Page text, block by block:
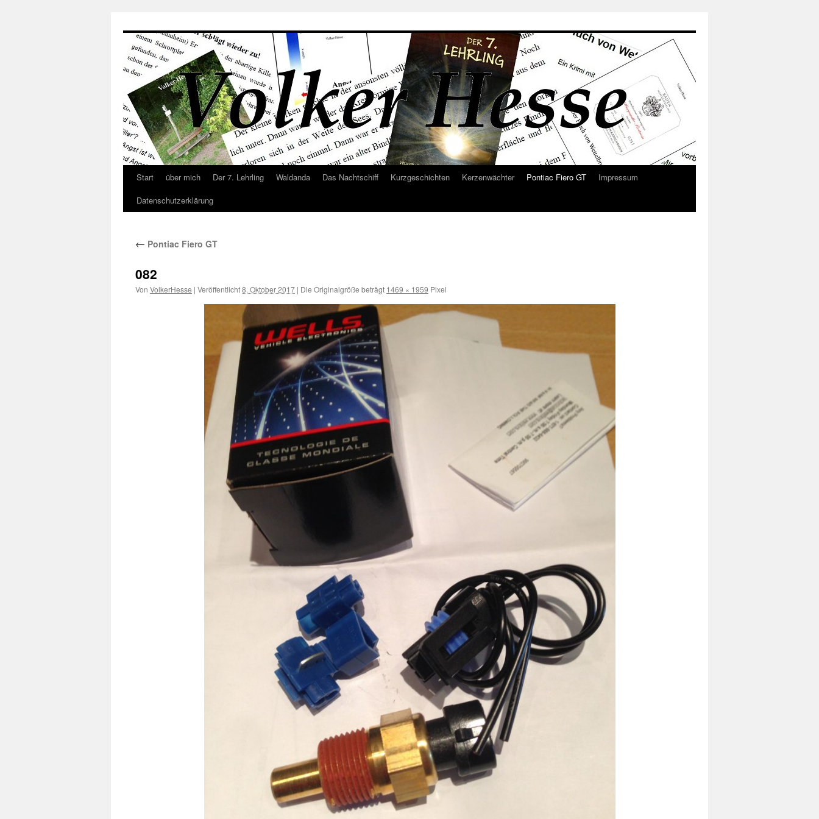
springen
Start über mich Der 7. Lehrling Waldanda Das Nachtschiff Kurzgeschichten Kerzenwächter Pontiac Fiero GT
Impressum
Datenschutzerklärung
← Pontiac Fiero GT
082
Von VolkerHesse | Veröffentlicht8. Oktober 2017 | Die Originalgröße beträgt 1469 × 1959 Pixel